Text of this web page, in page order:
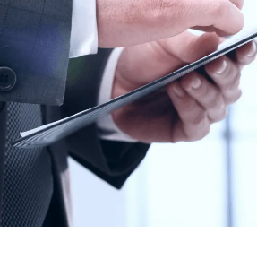
信等
メディア・エンターテイン
メント
独禁法・競争法
税務
ウェルス・マネジメント
資源・エネルギー
ター
ッ
ア・
製紙
食品・飲料
ブランド・アパレル
鉄鋼・金属
電子部品・電子機器
消費財・小売
商社
中南米
中東アジア
ロシア・CIS
マレーシア